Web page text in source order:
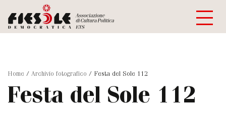
Home / Archivio fotografico / Festa del Sole 112
Festa del Sole 112